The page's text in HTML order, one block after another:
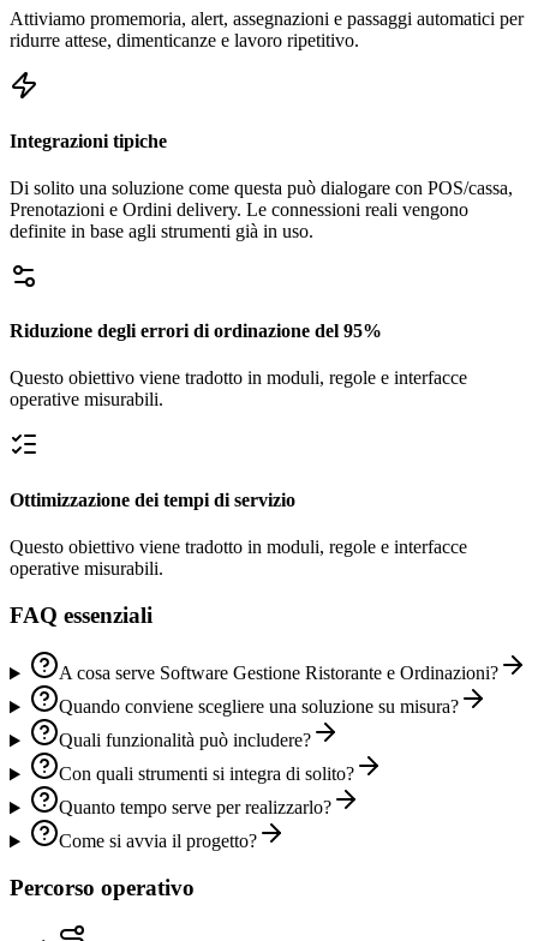
Attiviamo promemoria, alert, assegnazioni e passaggi automatici per
ridurre attese, dimenticanze e lavoro ripetitivo.
Integrazioni tipiche
Di solito una soluzione come questa può dialogare con POS/cassa,
Prenotazioni e Ordini delivery. Le connessioni reali vengono
definite in base agli strumenti già in uso.
Riduzione degli errori di ordinazione del 95%
Questo obiettivo viene tradotto in moduli, regole e interfacce
operative misurabili.
Ottimizzazione dei tempi di servizio
Questo obiettivo viene tradotto in moduli, regole e interfacce
operative misurabili.
FAQ essenziali
A cosa serve Software Gestione Ristorante e Ordinazioni?
Quando conviene scegliere una soluzione su misura?
Quali funzionalità può includere?
Con quali strumenti si integra di solito?
Quanto tempo serve per realizzarlo?
Come si avvia il progetto?
Percorso operativo